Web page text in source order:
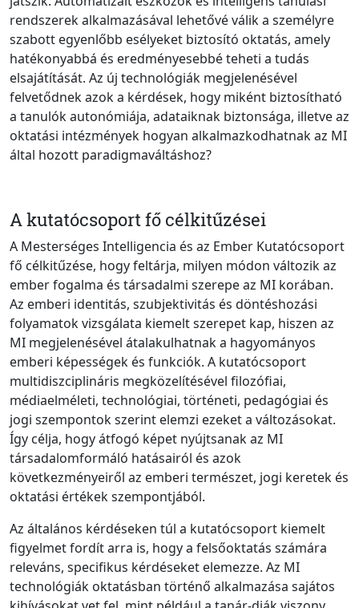
rendszerek alkalmazásával lehetővé válik a személyre
szabott egyenlőbb esélyeket biztosító oktatás, amely
hatékonyabbá és eredményesebbé teheti a tudás
elsajátítását. Az új technológiák megjelenésével
felvetődnek azok a kérdések, hogy miként biztosítható
a tanulók autonómiája, adataiknak biztonsága, illetve az
oktatási intézmények hogyan alkalmazkodhatnak az MI
által hozott paradigmaváltáshoz?
A kutatócsoport fő célkitűzései
A Mesterséges Intelligencia és az Ember Kutatócsoport
fő célkitűzése, hogy feltárja, milyen módon változik az
ember fogalma és társadalmi szerepe az MI korában.
Az emberi identitás, szubjektivitás és döntéshozási
folyamatok vizsgálata kiemelt szerepet kap, hiszen az
MI megjelenésével átalakulhatnak a hagyományos
emberi képességek és funkciók. A kutatócsoport
multidiszciplináris megközelítésével filozófiai,
médiaelméleti, technológiai, történeti, pedagógiai és
jogi szempontok szerint elemzi ezeket a változásokat.
Így célja, hogy átfogó képet nyújtsanak az MI
társadalomformáló hatásairól és azok
következményeiről az emberi természet, jogi keretek és
oktatási értékek szempontjából.
Az általános kérdéseken túl a kutatócsoport kiemelt
figyelmet fordít arra is, hogy a felsőoktatás számára
releváns, specifikus kérdéseket elemezze. Az MI
technológiák oktatásban történő alkalmazása sajátos